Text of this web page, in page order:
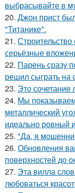
выбрасывайте в
20. Джон прист
"Титанике".
21. Строительство
серьёзные
22. Парень сразу
решил сыграть на
23. Это сочетание
24. Мы
металлический
идеально ровный
25. "Да, я
26. Обновления
поверхностей до
27. Эта вилла
любоваться